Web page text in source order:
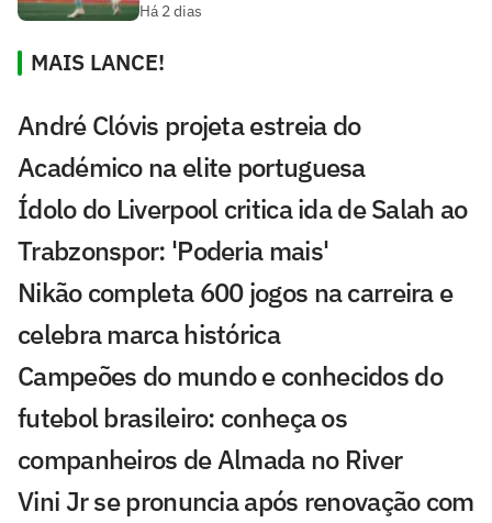
Há 2 dias
MAIS LANCE!
André Clóvis projeta estreia do
Académico na elite portuguesa
Ídolo do Liverpool critica ida de Salah ao
Trabzonspor: 'Poderia mais'
Nikão completa 600 jogos na carreira e
celebra marca histórica
Campeões do mundo e conhecidos do
futebol brasileiro: conheça os
companheiros de Almada no River
Vini Jr se pronuncia após renovação com